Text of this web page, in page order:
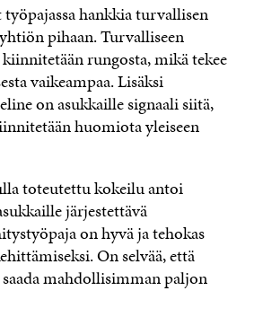
hankkia turvallisen
pihaan. Turvalliseen
rungosta, mikä tekee
vaikeampaa. Lisäksi
on asukkaille signaali siitä,
huomiota yleiseen
toteutettu kokeilu antoi
järjestettävä
on hyvä ja tehokas
On selvää, että
mahdollisimman paljon